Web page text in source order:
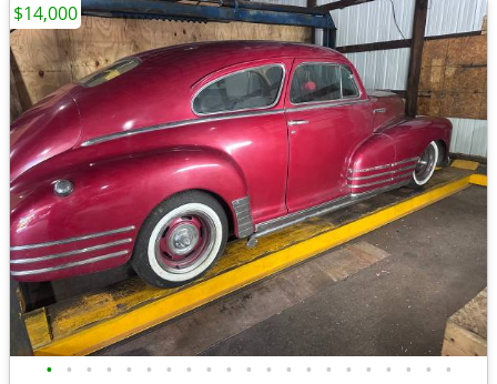
• • • • • • • • • • • • • • • • • • • • •
$14,000